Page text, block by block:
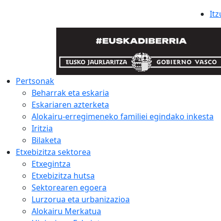
Pertsonak
Beharrak eta eskaria
Eskariaren azterketa
Alokairu-erregimeneko familiei egindako inkesta
Iritzia
Bilaketa
Etxebizitza sektorea
Etxegintza
Etxebizitza hutsa
Sektorearen egoera
Lurzorua eta urbanizazioa
Alokairu Merkatua